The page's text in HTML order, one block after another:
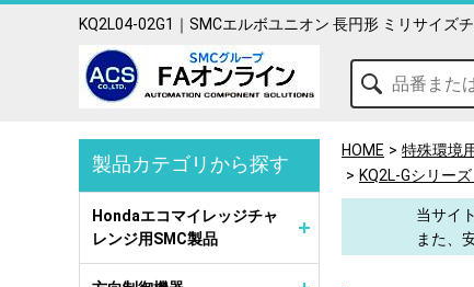
KQ2L04-02G1｜SMCエルボユニオン 長円形 ミリサイズ
HOME 特殊環境
KQ2L-Gシリー
当サイ
また、
製品カテゴリから探す
Hondaエコマイレッジチャ
レンジ用SMC製品